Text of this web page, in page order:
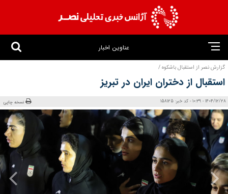
عناوین اخبار
گزارش نصر از استقبال باشکوه /
استقبال از دختران ایران در تبریز
1404/12/28 - 10:39 - کد خبر: 158125 نسخه چاپی